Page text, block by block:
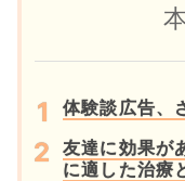
体験談広告、
友達に効果が
に適した治療